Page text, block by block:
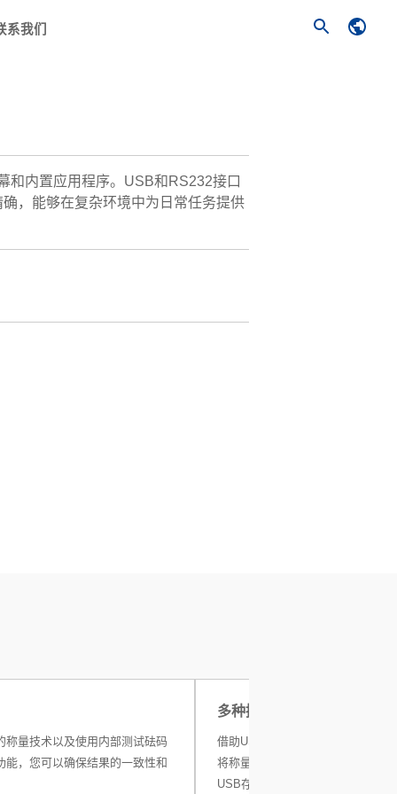
系我们
和内置应用程序。USB和RS232接口
，能够在复杂环境中为日常任务提供
称量技术以及使用内部测试砝码
能，您可以确保结果的一致性和
多种接口
借助USB-A和RS232接口，您可以
将称量数据传输至打印机或PC，
USB存储设备进行简单的数据传输